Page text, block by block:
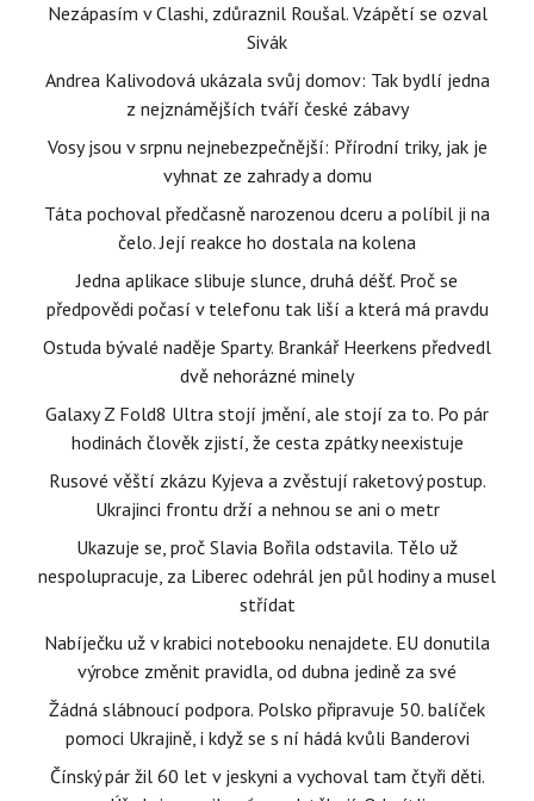
Nezápasím v Clashi, zdůraznil Roušal. Vzápětí se ozval
Sivák
Andrea Kalivodová ukázala svůj domov: Tak bydlí jedna
z nejznámějších tváří české zábavy
Vosy jsou v srpnu nejnebezpečnější: Přírodní triky, jak je
vyhnat ze zahrady a domu
Táta pochoval předčasně narozenou dceru a políbil ji na
čelo. Její reakce ho dostala na kolena
Jedna aplikace slibuje slunce, druhá déšť. Proč se
předpovědi počasí v telefonu tak liší a která má pravdu
Ostuda bývalé naděje Sparty. Brankář Heerkens předvedl
dvě nehorázné minely
Galaxy Z Fold8 Ultra stojí jmění, ale stojí za to. Po pár
hodinách člověk zjistí, že cesta zpátky neexistuje
Rusové věští zkázu Kyjeva a zvěstují raketový postup.
Ukrajinci frontu drží a nehnou se ani o metr
Ukazuje se, proč Slavia Bořila odstavila. Tělo už
nespolupracuje, za Liberec odehrál jen půl hodiny a musel
střídat
Nabíječku už v krabici notebooku nenajdete. EU donutila
výrobce změnit pravidla, od dubna jedině za své
Žádná slábnoucí podpora. Polsko připravuje 50. balíček
pomoci Ukrajině, i když se s ní hádá kvůli Banderovi
Čínský pár žil 60 let v jeskyni a vychoval tam čtyři děti.